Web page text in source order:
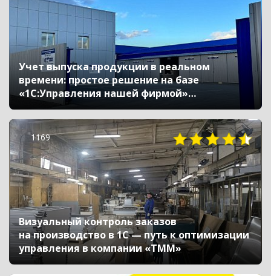
Учет выпуска продукции в реальном
времени: простое решение на базе
«1С:Управления нашей фирмой»
для компании «ПромПласт»
1169
Визуальный контроль заказов
на производство в 1С — путь к оптимизации
управления в компании «ТММ»